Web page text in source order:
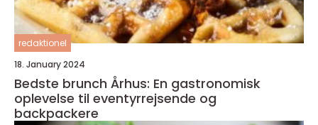
redaktionel
18. January 2024
Bedste brunch Århus: En gastronomisk
oplevelse til eventyrrejsende og
backpackere